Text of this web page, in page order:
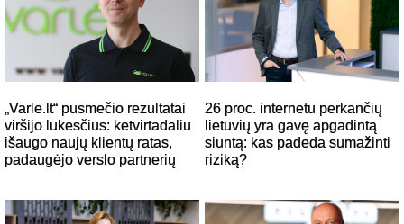
„Varle.lt“ pusmečio rezultatai
viršijo lūkesčius: ketvirtadaliu
išaugo naujų klientų ratas,
padaugėjo verslo partnerių
26 proc. internetu perkančių
lietuvių yra gavę apgadintą
siuntą: kas padeda sumažinti
riziką?